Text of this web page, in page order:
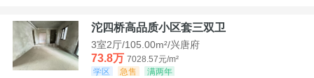
沱四桥高品质小区套三双卫
3室2厅/105.00m²/兴唐府
73.8万 7028.57元/m²
学区
急售 满两年